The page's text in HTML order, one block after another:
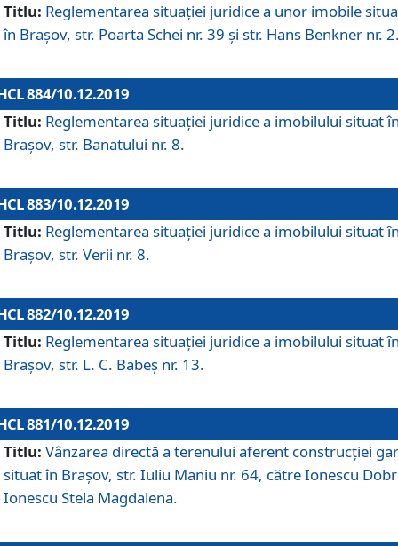
Titlu: Reglementarea situației juridice a unor imobile
în Brașov, str. Poarta Schei nr. 39 și str. Hans Benkner nr.
884/10.12.2019
Titlu: Reglementarea situației juridice a imobilului situat
Brașov, str. Banatului nr. 8.
883/10.12.2019
Titlu: Reglementarea situației juridice a imobilului situat
Brașov, str. Verii nr. 8.
882/10.12.2019
Titlu: Reglementarea situației juridice a imobilului situat
Brașov, str. L. C. Babeș nr. 13.
881/10.12.2019
Titlu: Vânzarea directă a terenului aferent construcției
situat în Brașov, str. Iuliu Maniu nr. 64, către Ionescu
Ionescu Stela Magdalena.